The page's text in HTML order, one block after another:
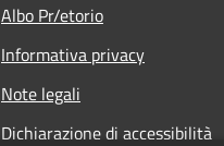
Albo Pr/etorio
Informativa privacy
Note legali
Dichiarazione di accessibilità